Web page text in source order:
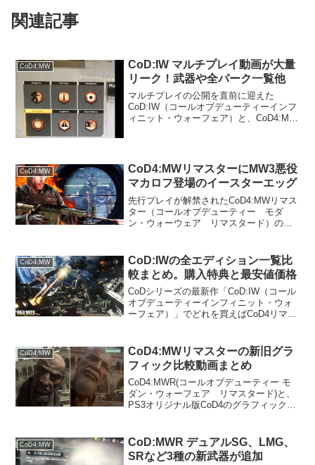
関連記事
CoD4:MW
CoD:IW マルチプレイ動画が大量
リーク！武器や全パーク一覧他
マルチプレイの公開を直前に迎えた
CoD:IW（コールオブデューティーインフ
ィニット・ウォーフェア）と、CoD4:MW
ださい。画像提供...
CoD4:MW
CoD4:MWリマスターにMW3悪役
マカロフ登場のイースターエッグ
先行プレイが解禁されたCoD4:MWリマス
ター（コールオブデューティー モダ
ン・ウォーウェア リマスタード）のキ
になりました。MW3の悪役マカロフマカ
ロフはCoD:MW...
CoD4:MW
CoD:IWの全エディション一覧比
較まとめ。購入特典と最安値価格
CoDシリーズの最新作「CoD:IW（コール
オブデューティーインフィニット・ウォ
ーフェア）」でどれを買えばCoD4リマス
くまとめてみました。とりあえずCoD4リ
マスター...
CoD4:MW
CoD4:MWリマスターの新旧グラ
フィック比較動画まとめ
CoD4:MWR(コールオブデューティー モ
ダン・ウォーフェア リマスタード)と、
PS3オリジナル版CoD4のグラフィックを
CoD4:MWは2007年に登場した作品で
す。...
CoD4:MW
CoD:MWR デュアルSG、LMG、
SRなど3種の新武器が追加